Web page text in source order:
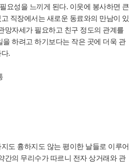
요성을 느끼게 된다. 이웃에 봉사하면 큰
직장에서는 새로운 동료와의 만남이 있
망자세가 필요하고 친구 정도의 관계를
을 하려고 하기보다는 작은 곳에 더욱 관
.
도 흉하지도 않는 평이한 날들로 이루어
간의 무리수가 따르니 전자 상거래와 관